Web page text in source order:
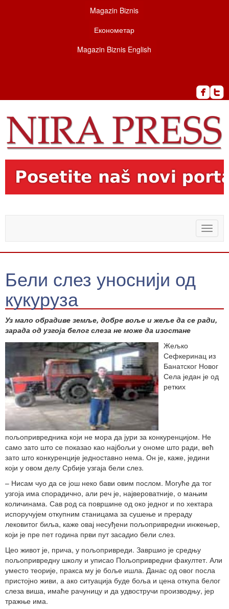
Magazin Biznis
Економетар
Magazin Biznis English
Toggle
Бели слез уноснији од
кукуруза
Уз мало обрадиве земље, добре воље и жеље да се ради,
зарада од узгоја белог слеза не може да изостане
Жељко
Сефкеринац из
Банатског Новог
Села један је од
ретких
пољопривредника који не мора да јури за конкуренцијом. Не
само зато што се показао као најбољи у ономе што ради, већ
зато што конкуренције једноставно нема. Он је, каже, једини
који у овом делу Србије узгаја бели слез.
– Нисам чуо да се још неко бави овим послом. Могуће да тог
узгоја има спорадично, али реч је, највероватније, о мањим
количинама. Сав род са површине од око једног и по хектара
испоручујем откупним станицама за сушење и прераду
лековитог биља, каже овај несуђени пољопривредни инжењер,
који је пре пет година први пут засадио бели слез.
Цео живот је, прича, у пољопривреди. Завршио је средњу
пољопривредну школу и уписао Пољопривредни факултет. Али
уместо теорије, пракса му је боље ишла. Данас од овог посла
пристојно живи, а ако ситуација буде боља и цена откупа белог
слеза виша, имаће рачуницу и да удвостручи производњу, јер
тражње има.